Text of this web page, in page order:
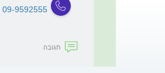
09-9592555
תגובה